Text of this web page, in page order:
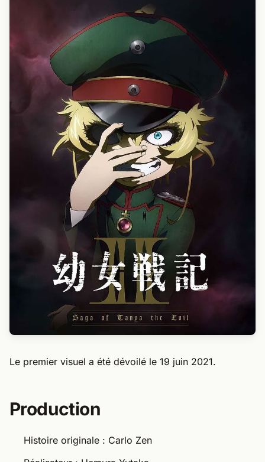
Le premier visuel a été dévoilé le 19 juin 2021.
Production
Histoire originale : Carlo Zen